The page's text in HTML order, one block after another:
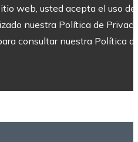
web, usted acepta el uso de
nuestra Política de
consultar nuestra Política